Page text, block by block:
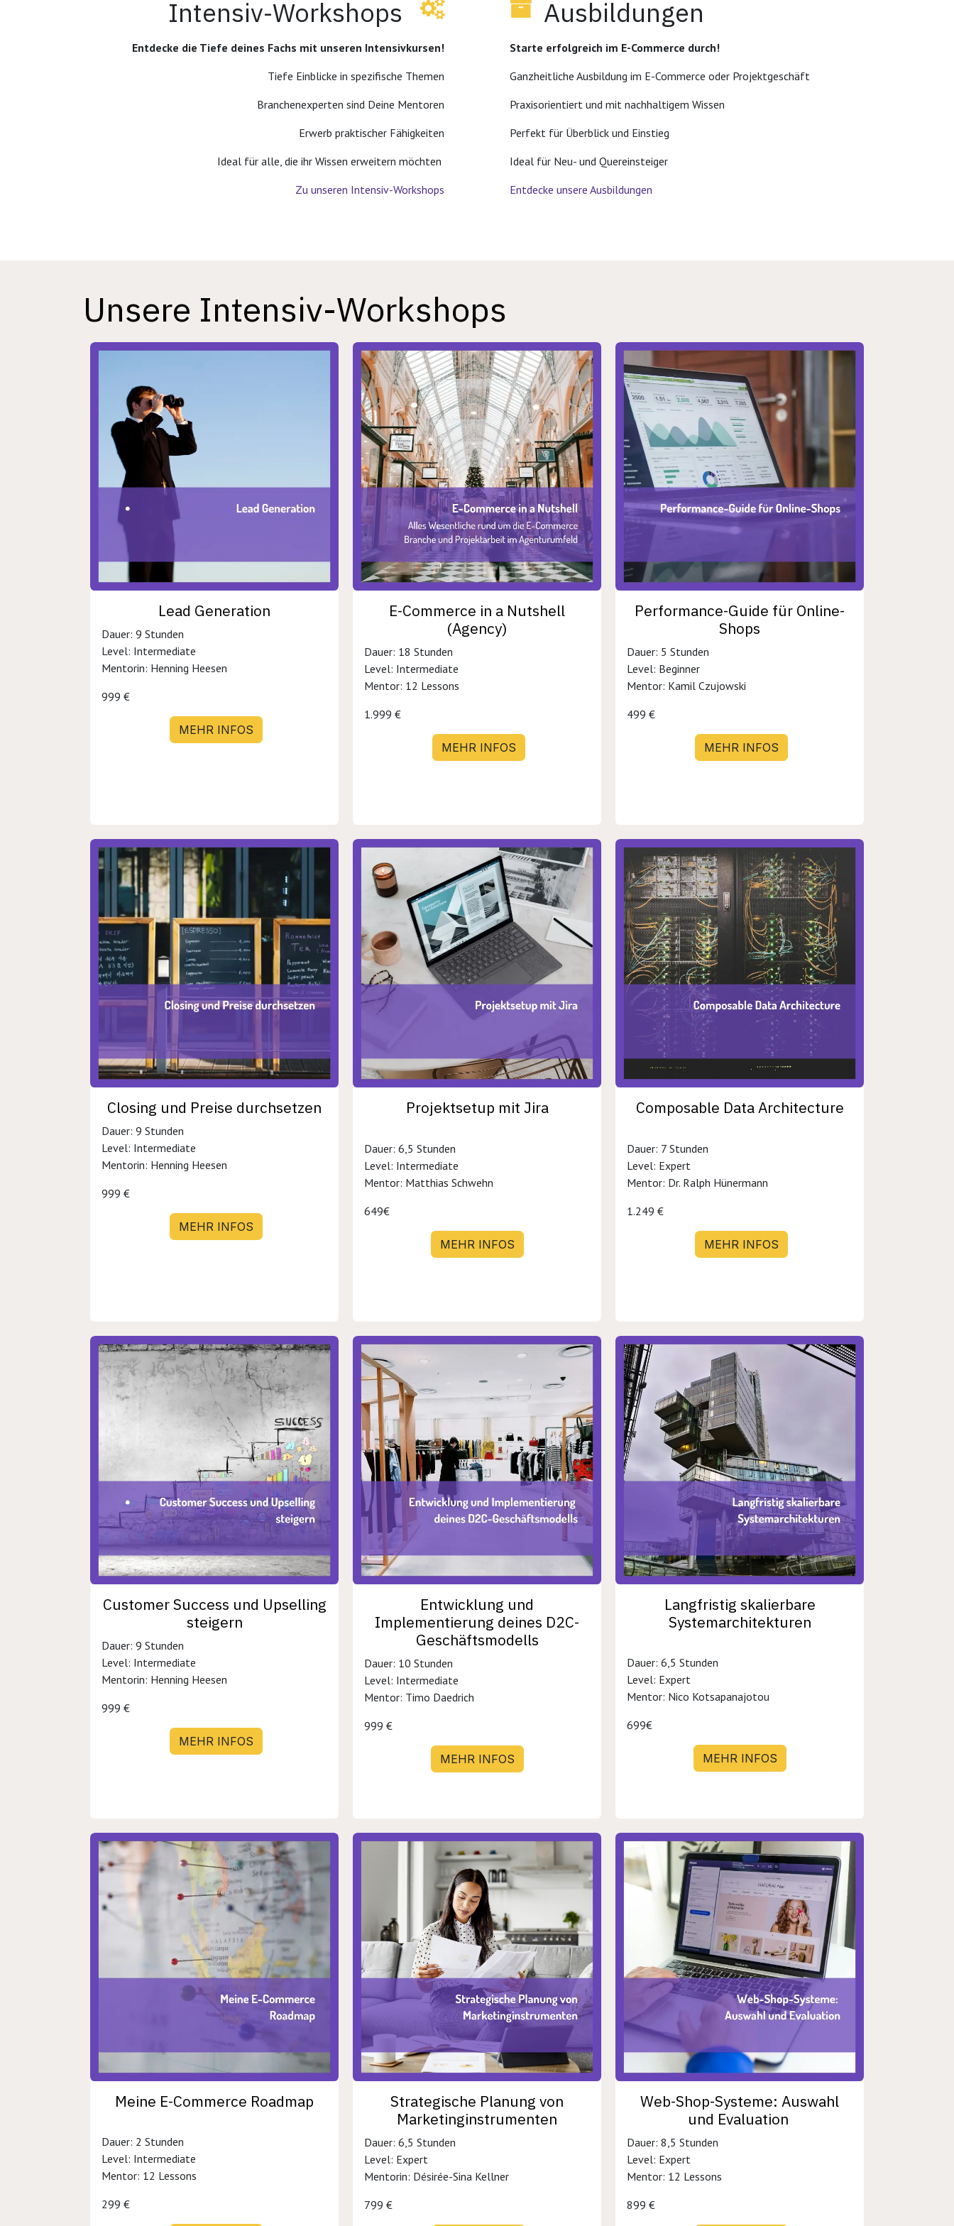
Intensiv-Workshops
Entdecke die Tiefe deines Fachs mit unseren Intensivkursen!
Tiefe Einblicke in spezifische Themen
Branchenexperten sind Deine Mentoren
Erwerb praktischer Fähigkeiten
Ideal für alle, die ihr Wissen erweitern möchten
Zu unseren Intensiv-Workshops
Ausbildungen
Starte erfolgreich im E-Commerce durch!
Ganzheitliche Ausbildung im E-Commerce oder Projektgeschäft
Praxisorientiert und mit nachhaltigem Wissen
Perfekt für Überblick und Einstieg
Ideal für Neu- und Quereinsteiger
Entdecke unsere Ausbildungen
Unsere Intensiv-Workshops
Meine E-Commerce Roadmap
Dauer: 2 Stunden
Level: Intermediate
Mentor: 12 Lessons
299 €
Projektsetup mit Jira
Dauer: 6,5 Stunden
Level: Intermediate
Mentor: Matthias Schwehn
649€
MEHR INFOS
Strategische Planung von
Marketinginstrumenten
Dauer: 6,5 Stunden
Level: Expert
Mentorin: Désirée-Sina Kellner
799 €
Lead Generation
Dauer: 9 Stunden
Level: Intermediate
Mentorin: Henning Heesen
999 €
MEHR INFOS
Entwicklung und
Implementierung deines D2C-
Geschäftsmodells
Dauer: 10 Stunden
Level: Intermediate
Mentor: Timo Daedrich
999 €
MEHR INFOS
Performance-Guide für Online-
Shops
Dauer: 5 Stunden
Level: Beginner
Mentor: Kamil Czujowski
499 €
MEHR INFOS
Closing und Preise durchsetzen
Dauer: 9 Stunden
Level: Intermediate
Mentorin: Henning Heesen
999 €
MEHR INFOS
Customer Success und Upselling
steigern
Dauer: 9 Stunden
Level: Intermediate
Mentorin: Henning Heesen
999 €
MEHR INFOS
Web-Shop-Systeme: Auswahl
und Evaluation
Dauer: 8,5 Stunden
Level: Expert
Mentor: 12 Lessons
899 €
Langfristig skalierbare
Systemarchitekturen
Dauer: 6,5 Stunden
Level: Expert
Mentor: Nico Kotsapanajotou
699€
MEHR INFOS
Composable Data Architecture
Dauer: 7 Stunden
Level: Expert
Mentor: Dr. Ralph Hünermann
1.249 €
MEHR INFOS
E-Commerce in a Nutshell
(Agency)
Dauer: 18 Stunden
Level: Intermediate
Mentor: 12 Lessons
1.999 €
MEHR INFOS